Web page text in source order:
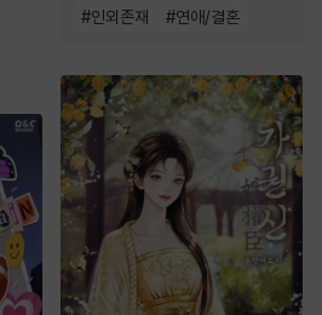
#인외존재 #연애/결혼